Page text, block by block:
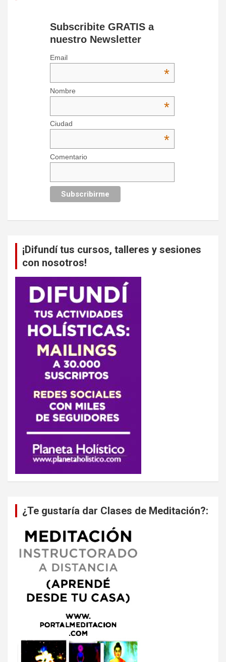
Subscribite GRATIS a
nuestro Newsletter
Email
*
Nombre
*
Ciudad
*
Comentario
¡Difundí tus cursos, talleres y sesiones
con nosotros!
¿Te gustaría dar Clases de Meditación?: